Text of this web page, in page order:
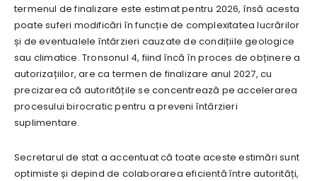
termenul de finalizare este estimat pentru 2026, însă acesta
poate suferi modificări în funcție de complexitatea lucrărilor
și de eventualele întârzieri cauzate de condițiile geologice
sau climatice. Tronsonul 4, fiind încă în proces de obținere a
autorizațiilor, are ca termen de finalizare anul 2027, cu
precizarea că autoritățile se concentrează pe accelerarea
procesului birocratic pentru a preveni întârzieri
suplimentare.
Secretarul de stat a accentuat că toate aceste estimări sunt
optimiste și depind de colaborarea eficientă între autorități,